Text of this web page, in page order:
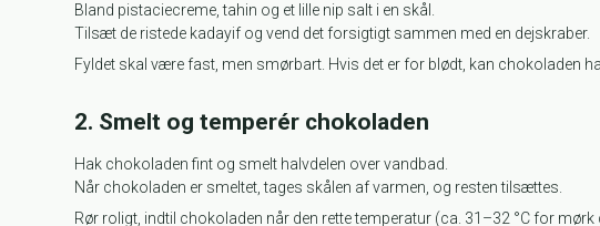
Bland pistaciecreme, tahin og et lille nip salt i en skål.
Tilsæt de ristede kadayif og vend det forsigtigt sammen med en dejskraber.
Fyldet skal være fast, men smørbart. Hvis det er for blødt, kan chokoladen
2. Smelt og temperér chokoladen
Hak chokoladen fint og smelt halvdelen over vandbad.
Når chokoladen er smeltet, tages skålen af varmen, og resten tilsættes.
Rør roligt, indtil chokoladen når den rette temperatur (ca. 31–32 °C for